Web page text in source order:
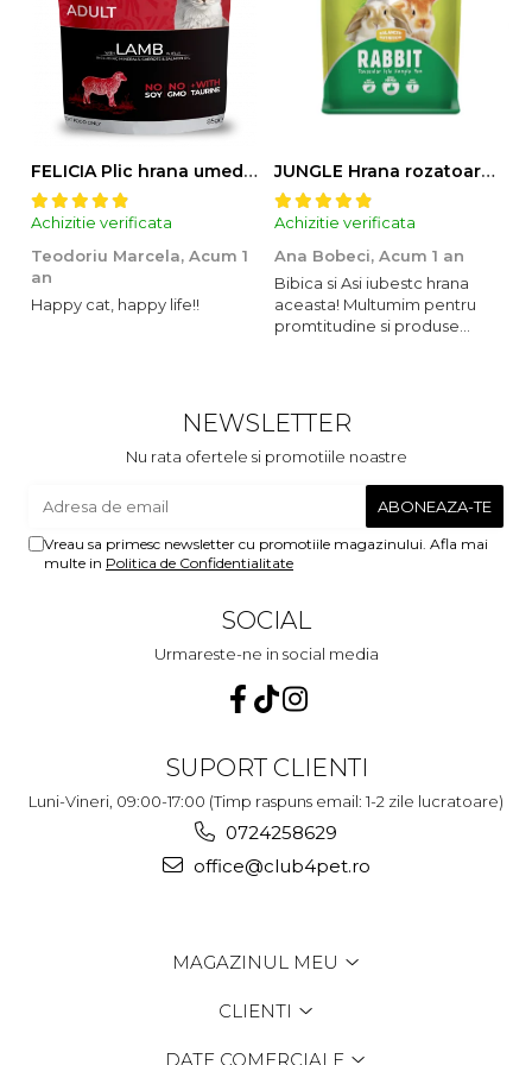
FELICIA Plic hrana umeda pentru pisici adulte, cu Miel, Set 12x85g
Achizitie verificata
Teodoriu Marcela, Acum 1
an
Happy cat, happy life!!
JUNGLE Hrana rozatoare IEPURI 500g
Achizitie verificata
Ana Bobeci, Acum 1 an
Bibica si Asi iubestc hrana
aceasta! Multumim pentru
promtitudine si produse
NEWSLETTER
Nu rata ofertele si promotiile noastre
Vreau sa primesc newsletter cu promotiile magazinului. Afla mai
multe in Politica de Confidentialitate
SOCIAL
Urmareste-ne in social media
SUPORT CLIENTI
Luni-Vineri, 09:00-17:00 (Timp raspuns email: 1-2 zile lucratoare)
0724258629
office@club4pet.ro
MAGAZINUL MEU
CLIENTI
DATE COMERCIALE